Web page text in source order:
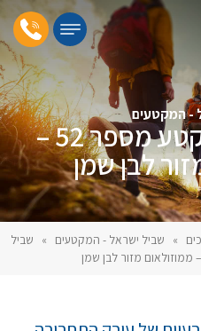
- המקטעים
שביל ישראל, מקטע מספר 52 –
לבן שמן
» שביל ישראל - המקטעים » שביל